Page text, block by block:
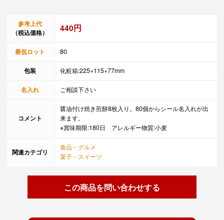
参考上代
（税込価格）
440円
最低ロット 80
包装 化粧箱:225×115×77mm
名入れ ご相談下さい
コメント
醤油付け焼き煎餅8枚入り。80個からシール名入れが出
来ます。
※賞味期限:180日 アレルギー物質:小麦
関連カテゴリ
食品・グルメ
菓子・スイーツ
この商品を問い合わせする